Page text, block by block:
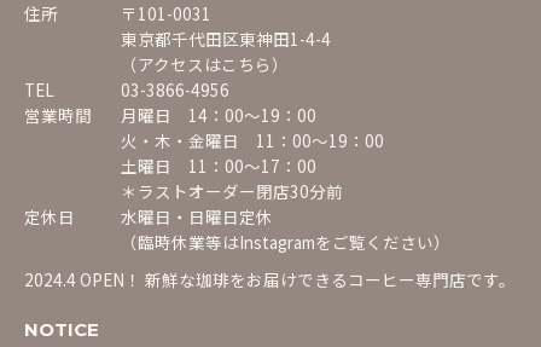
住所
〒101-0031
東京都千代田区東神田1-4-4
（アクセスはこちら）
TEL
03-3866-4956
営業時間
月曜日 14：00〜19：00
火・木・金曜日 11：00〜19：00
土曜日 11：00〜17：00
＊ラストオーダー閉店30分前
定休日
水曜日・日曜日定休
（臨時休業等はInstagramをご覧ください）
2024.4 OPEN！ 新鮮な珈琲をお届けできるコーヒー専門店です。
NOTICE